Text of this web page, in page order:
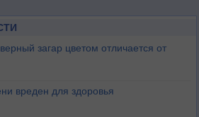
загар цветом отличается от
вреден для здоровья